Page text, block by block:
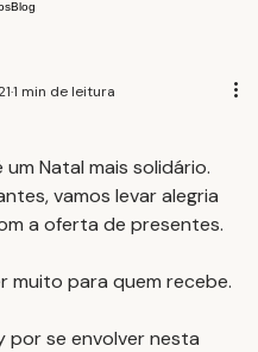
Blog
1 min de leitura
Natal mais solidário.
vamos levar alegria
a oferta de presentes.
muito para quem recebe.
por se envolver nesta